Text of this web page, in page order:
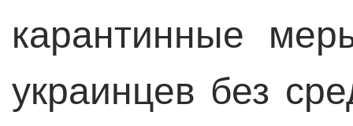
карантинные
украинцев без